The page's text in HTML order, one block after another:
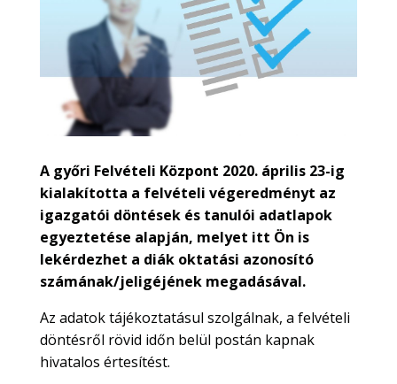
A győri Felvételi Központ 2020. április 23-ig
kialakította a felvételi végeredményt az
igazgatói döntések és tanulói adatlapok
egyeztetése alapján, melyet itt Ön is
lekérdezhet a diák oktatási azonosító
számának/jeligéjének megadásával.
Az adatok tájékoztatásul szolgálnak, a felvételi
döntésről rövid időn belül postán kapnak
hivatalos értesítést.